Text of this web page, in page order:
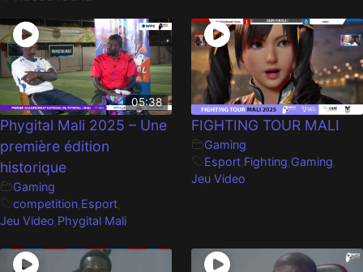
05:38
Phygital Mali 2025 – Une
première édition
historique
Gaming
competition Esport
Jeu Video Phygital Mali
FIGHTING TOUR MALI
Gaming
Esport Fighting Gaming
Jeu Video